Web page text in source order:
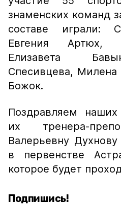
знаменских команд
составе играли:
Евгения Артюх,
Елизавета
Спесивцева,
Божок.
Поздравляем
их тренера-
Валерьевну
в первенстве
которое будет
Подпишись!